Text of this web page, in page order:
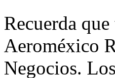
Recuerda
Aeroméxico
Negocios.